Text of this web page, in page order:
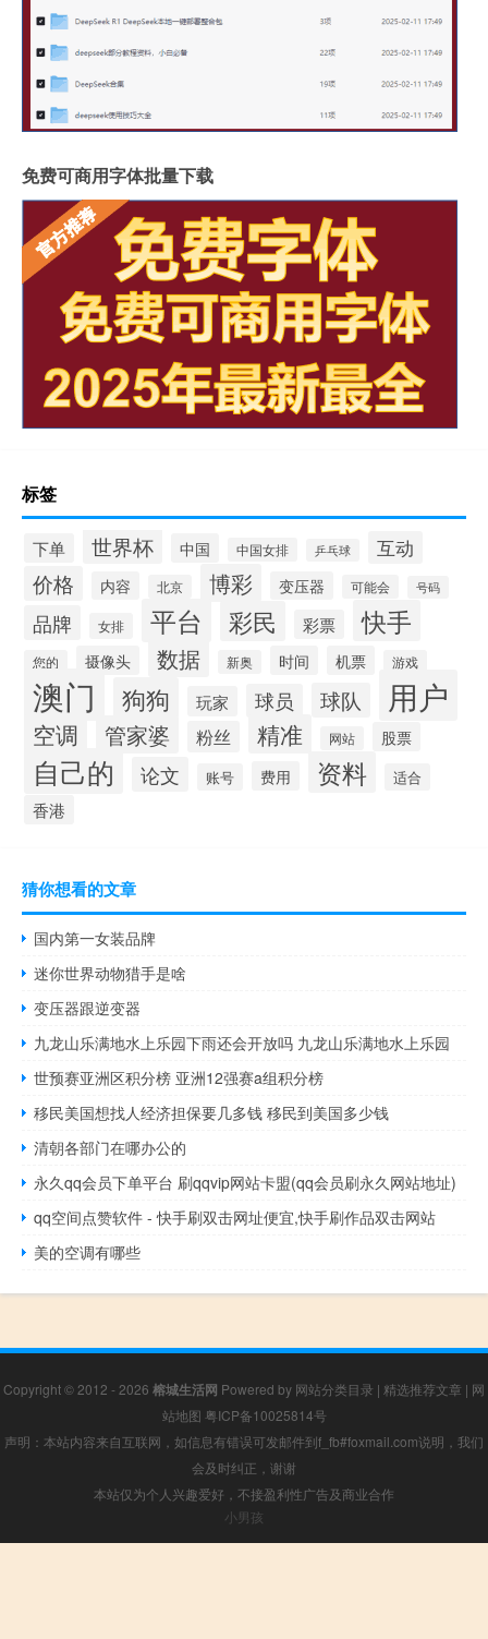
免费可商用字体批量下载
标签
下单 世界杯 中国 中国女排 乒乓球 互动
价格 内容 北京 博彩 变压器 可能会 号码
品牌 女排 平台 彩民 彩票 快手
您的 摄像头 数据 新奥 时间 机票 游戏
澳门 狗狗 玩家 球员 球队 用户
空调 管家婆 粉丝 精准 网站 股票
自己的 论文 账号 费用 资料 适合
香港
猜你想看的文章
国内第一女装品牌
迷你世界动物猎手是啥
变压器跟逆变器
九龙山乐满地水上乐园下雨还会开放吗 九龙山乐满地水上乐园
世预赛亚洲区积分榜 亚洲12强赛a组积分榜
移民美国想找人经济担保要几多钱 移民到美国多少钱
清朝各部门在哪办公的
永久qq会员下单平台 刷qqvip网站卡盟(qq会员刷永久网站地址)
qq空间点赞软件 - 快手刷双击网址便宜,快手刷作品双击网站
美的空调有哪些
Copyright © 2012 - 2026 榕城生活网 Powered by 网站分类目录 | 精选推荐文章 | 网
站地图 粤ICP备10025814号
声明：本站内容来自互联网，如信息有错误可发邮件到f_fb#foxmail.com说明，我们
会及时纠正，谢谢
本站仅为个人兴趣爱好，不接盈利性广告及商业合作
小男孩